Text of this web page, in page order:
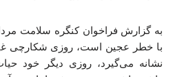
به گزارش فراخوان کنگره سلامت
با خطر عجین است، روزی شکارچی
نشانه می‌گیرد، روزی دیگر خود